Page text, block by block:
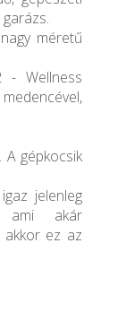
méretű
- Wellness
gépkocsik
jelenleg
ami akár
akkor ez az